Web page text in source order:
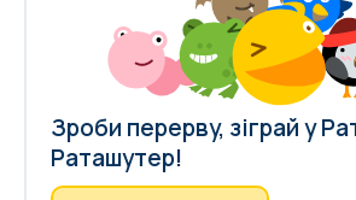
Зроби перерву, зіграй у
Раташутер!